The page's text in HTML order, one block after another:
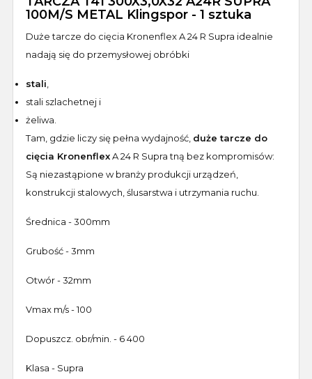
100M/S METAL Klingspor - 1 sztuka
Duże tarcze do cięcia Kronenflex A 24 R Supra idealnie
nadają się do przemysłowej obróbki
stali
stali szlachetnej i
żeliwa.
Tam, gdzie liczy się pełna wydajność, duże tarcze do
cięcia KronenflexA 24 R Supra tną bez kompromisów:
Są niezastąpione w branży produkcji urządzeń,
konstrukcji stalowych, ślusarstwa i utrzymania ruchu.
Średnica - 300mm
Grubość - 3mm
Otwór - 32mm
Vmax m/s - 100
Dopuszcz. obr/min. - 6 400
Klasa - Supra